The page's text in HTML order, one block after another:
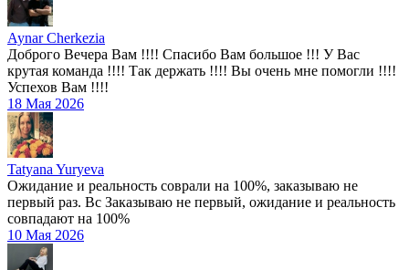
Aynar Cherkezia
Доброго Вечера Вам !!!! Спасибо Вам большое !!! У Вас
крутая команда !!!! Так держать !!!! Вы очень мне помогли !!!!
Успехов Вам !!!!
18 Мая 2026
Tatyana Yuryeva
Ожидание и реальность соврали на 100%, заказываю не
первый раз. Вс Заказываю не первый, ожидание и реальность
совпадают на 100%
10 Мая 2026